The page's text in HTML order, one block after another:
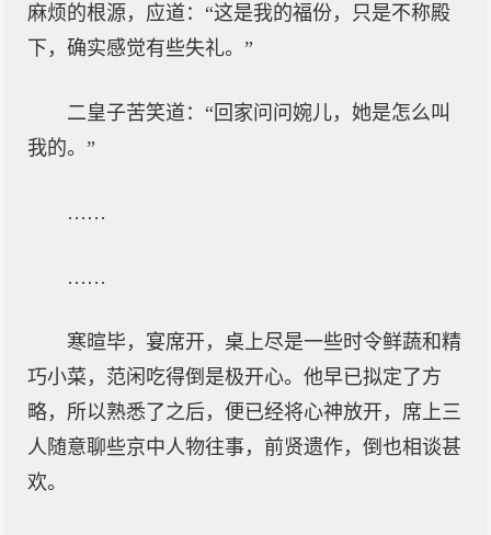
麻烦的根源，应道：“这是我的福份，只是不称殿
下，确实感觉有些失礼。”
二皇子苦笑道：“回家问问婉儿，她是怎么叫
我的。”
……
……
寒暄毕，宴席开，桌上尽是一些时令鲜蔬和精
巧小菜，范闲吃得倒是极开心。他早已拟定了方
略，所以熟悉了之后，便已经将心神放开，席上三
人随意聊些京中人物往事，前贤遗作，倒也相谈甚
欢。